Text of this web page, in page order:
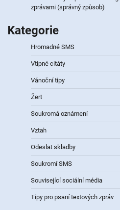
zprávami (správný způsob)
Kategorie
Hromadné SMS
Vtipné citáty
Vánoční tipy
Žert
Soukromá oznámení
Vztah
Odeslat skladby
Soukromí SMS
Související sociální média
Tipy pro psaní textových zpráv